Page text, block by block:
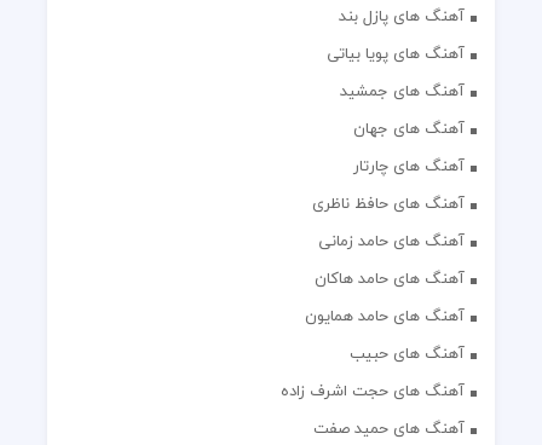
آهنگ های پازل بند
آهنگ های پویا بیاتی
آهنگ های جمشید
آهنگ های جهان
آهنگ های چارتار
آهنگ های حافظ ناظری
آهنگ های حامد زمانی
آهنگ های حامد هاکان
آهنگ های حامد همایون
آهنگ های حبیب
آهنگ های حجت اشرف زاده
آهنگ های حمید صفت